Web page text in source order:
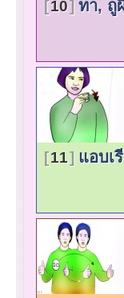
10 ทา, ถู
11 แอบเ